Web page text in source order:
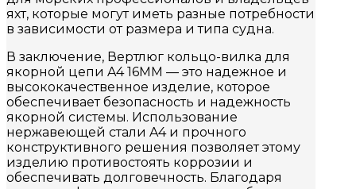
яхт, которые могут иметь разные потребности
в зависимости от размера и типа судна.
В заключение, Вертлюг кольцо-вилка для
якорной цепи A4 16MM — это надежное и
высококачественное изделие, которое
обеспечивает безопасность и надежность
якорной системы. Использование
нержавеющей стали A4 и прочного
конструктивного решения позволяет этому
изделию противостоять коррозии и
обеспечивать долговечность. Благодаря